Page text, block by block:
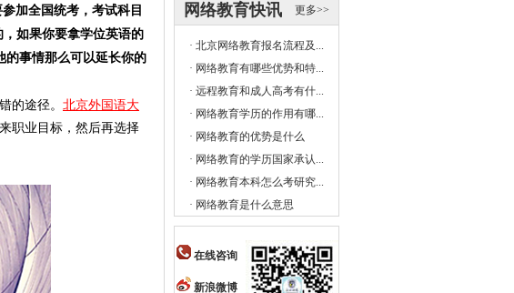
加全国统考，考试科目
如果你要拿学位英语的
的事情那么可以延长你的
的途径。 北京外国语大
职业目标，然后再选择
更多>>
网络教育快讯
· 北京网络教育报名流程及...
· 网络教育有哪些优势和特...
· 远程教育和成人高考有什...
· 网络教育学历的作用有哪...
· 网络教育的优势是什么
· 网络教育的学历国家承认...
· 网络教育本科怎么考研究...
· 网络教育是什么意思
在线咨询
新浪微博